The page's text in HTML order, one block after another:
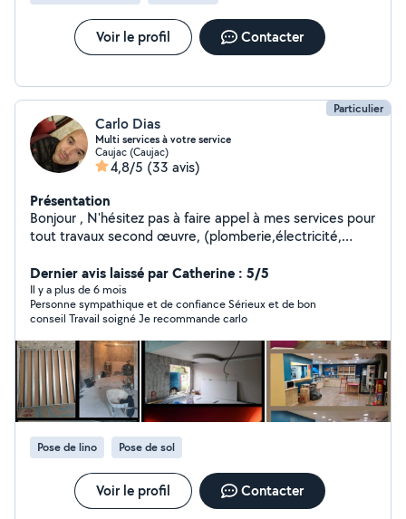
Voir le profil Contacter
Particulier
Carlo Dias
Multi services à votre service
Caujac (Caujac)
4,8/5 (33 avis)
Présentation
Bonjour , N'hésitez pas à faire appel à mes services pour
tout travaux second œuvre, (plomberie,électricité,
Cordialement
Dernier avis laissé par Catherine : 5/5
Il y a plus de 6 mois
Personne sympathique et de confiance Sérieux et de bon
conseil Travail soigné Je recommande carlo
Pose de lino Pose de sol
Voir le profil Contacter